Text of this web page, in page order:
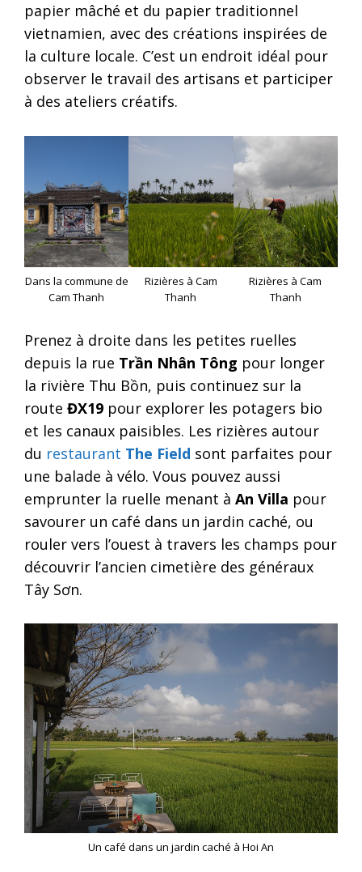
papier mâché et du papier traditionnel
vietnamien, avec des créations inspirées de
la culture locale. C’est un endroit idéal pour
observer le travail des artisans et participer
à des ateliers créatifs.
Dans la commune de
Cam Thanh
Rizières à Cam
Thanh
Rizières à Cam
Thanh
Prenez à droite dans les petites ruelles
depuis la rue Trần Nhân Tông pour longer
la rivière Thu Bồn, puis continuez sur la
route ĐX19 pour explorer les potagers bio
et les canaux paisibles. Les rizières autour
du restaurant The Field sont parfaites pour
une balade à vélo. Vous pouvez aussi
emprunter la ruelle menant à An Villa pour
savourer un café dans un jardin caché, ou
rouler vers l’ouest à travers les champs pour
découvrir l’ancien cimetière des généraux
Tây Sơn.
Un café dans un jardin caché à Hoi An